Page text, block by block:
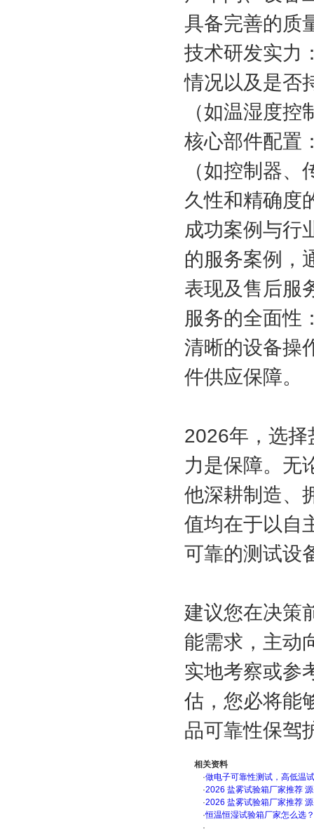
具备完善的质
技术研发实力
情况以及是否
（如温湿度
核心部件配置
（如控制器
久性和精确度
成功案例与行
的服务案例，
表现及售后服
服务的全面性
清晰的设备操
件供应保障。
2026年，选择
力是保障。无
他深耕制造、
值均在于以自
可靠的测试设
建议您在决策
能需求，主动
实地考察或参
估，您必将能
品可靠性保驾
相关资料
·做电子可靠性测试，高低温
·2026 盐雾试验箱厂家推荐
·2026 盐雾试验箱厂家推荐
·恒温恒湿试验箱厂家怎么选
·